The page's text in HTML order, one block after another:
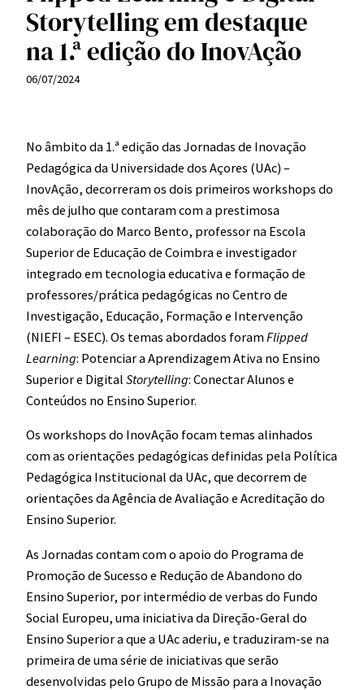
Storytelling em destaque
na 1.ª edição do InovAção
06/07/2024
No âmbito da 1.ª edição das Jornadas de Inovação
Pedagógica da Universidade dos Açores (UAc) –
InovAção, decorreram os dois primeiros workshops do
mês de julho que contaram com a prestimosa
colaboração do Marco Bento, professor na Escola
Superior de Educação de Coimbra e investigador
integrado em tecnologia educativa e formação de
professores/prática pedagógicas no Centro de
Investigação, Educação, Formação e Intervenção
(NIEFI – ESEC). Os temas abordados foramFlipped
Learning: Potenciar a Aprendizagem Ativa no Ensino
Superior e Digital Storytelling: Conectar Alunos e
Conteúdos no Ensino Superior.
Os workshops do InovAção focam temas alinhados
com as orientações pedagógicas definidas pela Política
Pedagógica Institucional da UAc, que decorrem de
orientações da Agência de Avaliação e Acreditação do
Ensino Superior.
As Jornadas contam com o apoio do Programa de
Promoção de Sucesso e Redução de Abandono do
Ensino Superior, por intermédio de verbas do Fundo
Social Europeu, uma iniciativa da Direção-Geral do
Ensino Superior a que a UAc aderiu, e traduziram-se na
primeira de uma série de iniciativas que serão
desenvolvidas pelo Grupo de Missão para a Inovação